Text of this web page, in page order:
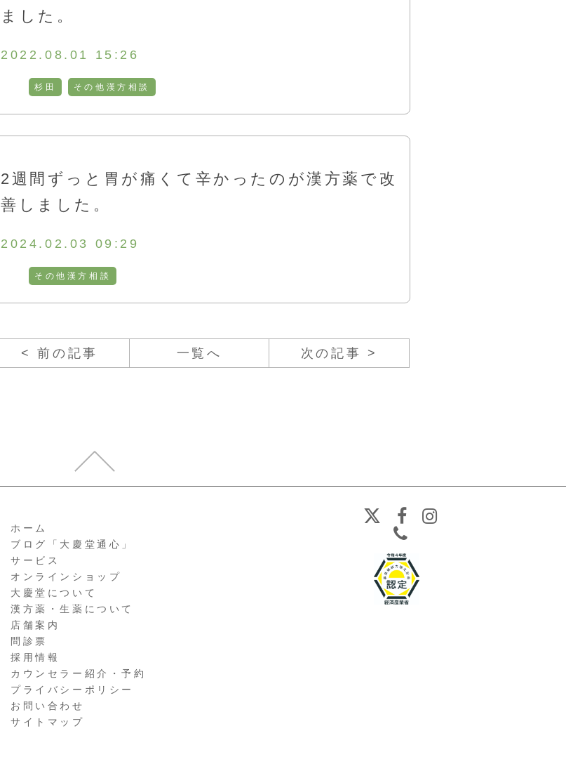
ました。
2022.08.01 15:26
杉田 その他漢方相談
2週間ずっと胃が痛くて辛かったのが漢方薬で改
善しました。
2024.02.03 09:29
その他漢方相談
< 前の記事 一覧へ 次の記事 >
ホーム
ブログ「大慶堂通心」
サービス
オンラインショップ
大慶堂について
漢方薬・生薬について
店舗案内
問診票
採用情報
カウンセラー紹介・予約
プライバシーポリシー
お問い合わせ
サイトマップ